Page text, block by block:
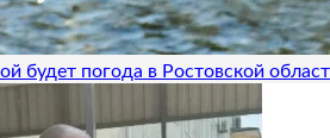
будет погода в Ростовской